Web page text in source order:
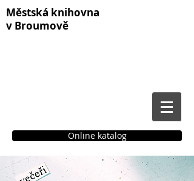
Městská knihovna
v Broumově
Online katalog
Čtenářské konto